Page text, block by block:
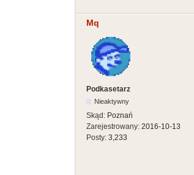
Mq
Podkasetarz
Nieaktywny
Skąd: Poznań
Zarejestrowany: 2016-10-13
Posty: 3,233